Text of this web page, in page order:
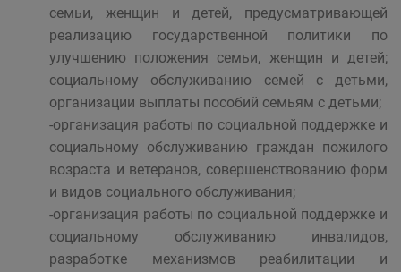
семьи, женщин и детей, предусматривающей
реализацию государственной политики по
улучшению положения семьи, женщин и детей;
социальному обслуживанию семей с детьми,
организации выплаты пособий семьям с детьми;
-организация работы по социальной поддержке и
социальному обслуживанию граждан пожилого
возраста и ветеранов, совершенствованию форм
и видов социального обслуживания;
-организация работы по социальной поддержке и
социальному обслуживанию инвалидов,
разработке механизмов реабилитации и